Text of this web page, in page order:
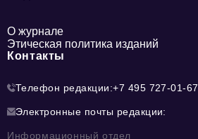
О журнале
Этическая политика изданий
Контакты
Телефон редакции:+7 495 727-01-67
Электронные почты редакции:
Информационный отдел